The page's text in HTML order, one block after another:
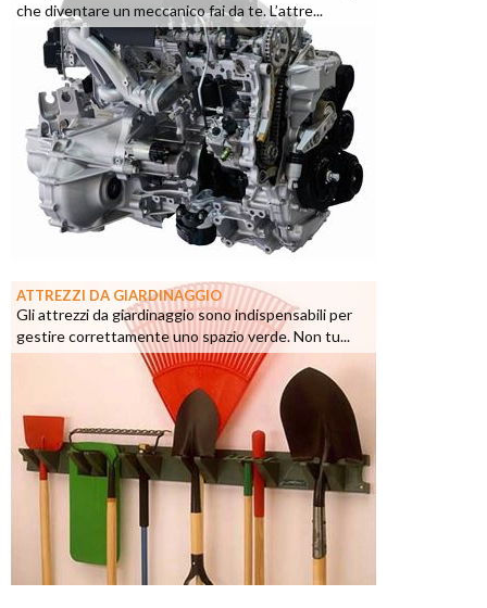
che diventare un meccanico fai da te. L’attre...
ATTREZZI DA GIARDINAGGIO
Gli attrezzi da giardinaggio sono indispensabili per
gestire correttamente uno spazio verde. Non tu...